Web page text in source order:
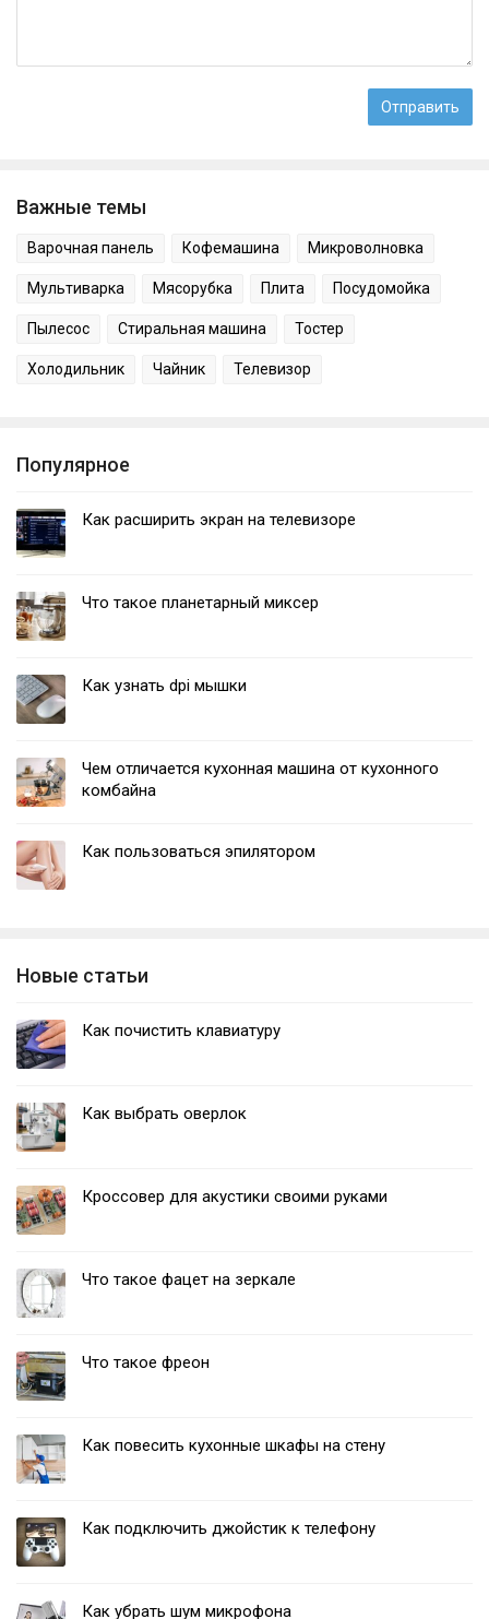
Важные темы
Варочная панель Кофемашина Микроволновка
Мультиварка Мясорубка Плита Посудомойка
Пылесос Стиральная машина Тостер
Холодильник Чайник Телевизор
Популярное
Как расширить экран на телевизоре
Что такое планетарный миксер
Как узнать dpi мышки
Чем отличается кухонная машина от кухонного
комбайна
Как пользоваться эпилятором
Новые статьи
Как почистить клавиатуру
Как выбрать оверлок
Кроссовер для акустики своими руками
Что такое фацет на зеркале
Что такое фреон
Как повесить кухонные шкафы на стену
Как подключить джойстик к телефону
Как убрать шум микрофона